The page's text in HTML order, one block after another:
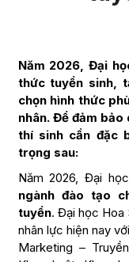
Năm 2026, Đại
thức tuyển sinh,
chọn hình thức
nhân. Để đảm
thí sinh cần đặc
trọng sau:
Năm 2026, Đại
ngành đào tạo
tuyển. Đại học Hoa
nhân lực hiện nay
Marketing –